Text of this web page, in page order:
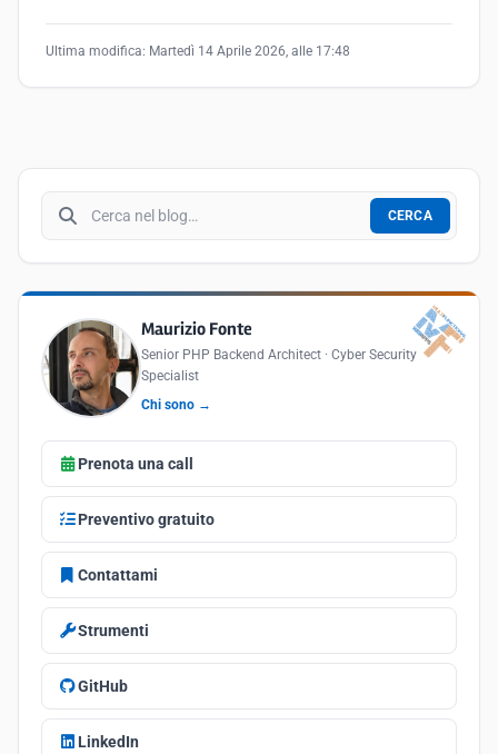
Ultima modifica: Martedì 14 Aprile 2026, alle 17:48
Cerca nel blog
CERCA
Maurizio Fonte
Senior PHP Backend Architect · Cyber Security
Specialist
Chi sono →
Prenota una call
Preventivo gratuito
Contattami
Strumenti
GitHub
LinkedIn